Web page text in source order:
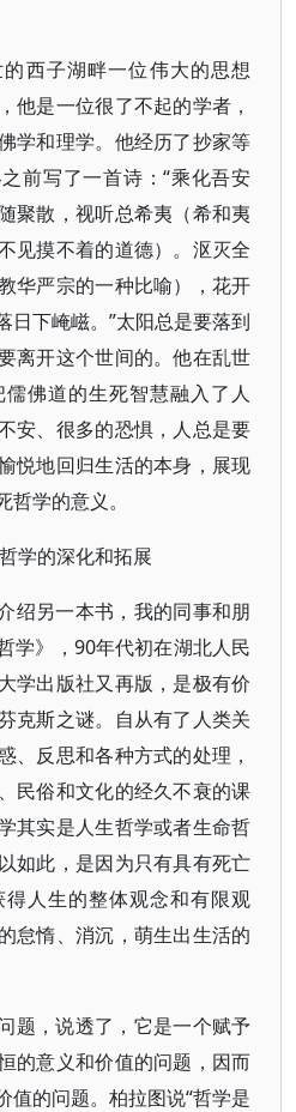
西子湖畔一位伟大的思想
他是一位很了不起的学者，
学和理学。他经历了抄家等
前写了一首诗：“乘化吾安
聚散，视听总希夷（希和夷
见摸不着的道德）。沤灭全
华严宗的一种比喻），花开
日下崦嵫。”太阳总是要落到
离开这个世间的。他在乱世
佛道的生死智慧融入了人
安、很多的恐惧，人总是要
悦地回归生活的本身，展现
学的意义。
学的深化和拓展
绍另一本书，我的同事和朋
学》，90年代初在湖北人民
学出版社又再版，是极有价
克斯之谜。自从有了人类关
、反思和各种方式的处理，
民俗和文化的经久不衰的课
其实是人生哲学或者生命哲
如此，是因为只有具有死亡
人生的整体观念和有限观
怠惰、消沉，萌生出生活的
题，说透了，它是一个赋予
的意义和价值的问题，因而
值的问题。柏拉图说“哲学是